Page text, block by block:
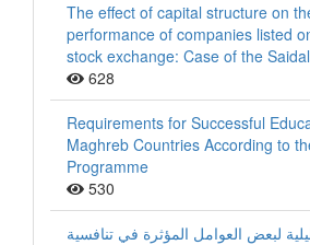
The effect of capital structure on
performance of companies listed
stock exchange: Case of the
628
Requirements for Successful
Maghreb Countries According to
Programme
530
لبعض العوامل المؤثرة في تنافسية